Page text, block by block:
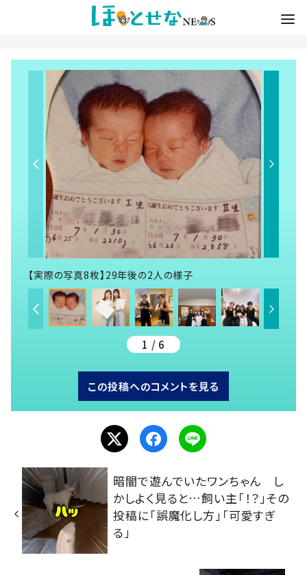
【実際の写真8枚】29年後の2人の様子
1 / 6
この投稿へのコメントを見る
暗闇で遊んでいたワンちゃん し
かしよく見ると…飼い主「！？」その
投稿に「誤魔化し方」「可愛すぎ
る」